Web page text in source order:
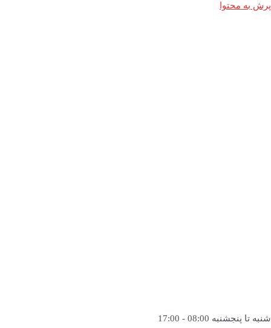
پرش به محتوا
شنبه تا پنجشنبه 08:00 - 17:00